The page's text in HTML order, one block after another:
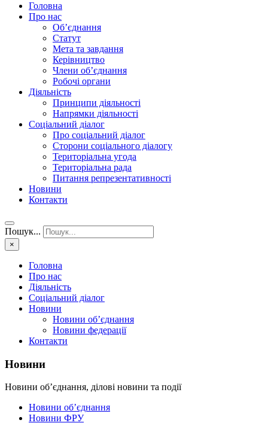
Головна
Про нас
Об’єднання
Статут
Мета та завдання
Керівництво
Члени об’єднання
Робочі органи
Діяльність
Принципи діяльності
Напрямки діяльності
Соціальний діалог
Про соціальний діалог
Сторони соціального діалогу
Територіальна угода
Територіальна рада
Питання репрезентативності
Новини
Контакти
Пошук...
×
Головна
Про нас
Діяльність
Соціальний діалог
Новини
Новини об’єднання
Новини федерації
Контакти
Новини
Новини об’єднання, ділові новини та події
Новини об’єднання
Новини ФРУ